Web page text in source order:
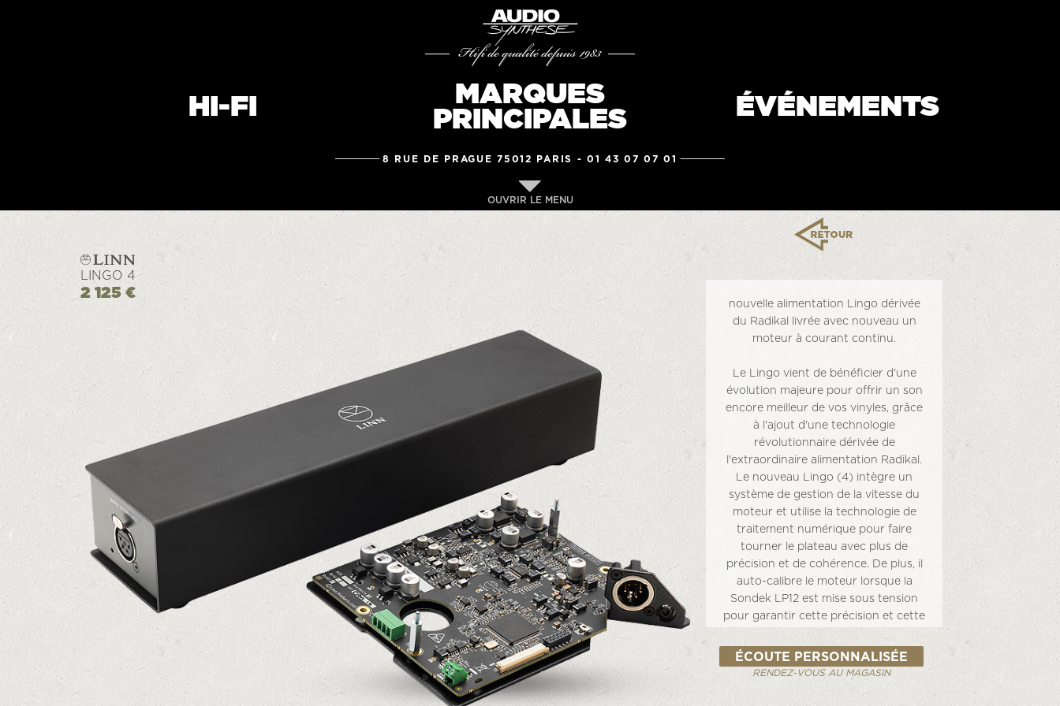
Hifi de qualité depuis 1983
HI-FI
MARQUES
PRINCIPALES
ÉVÉNEMENTS
8 RUE DE PRAGUE 75012 PARIS -01 43 07 07 01
OUVRIR LE MENU
LINGO 4
2 125 €
nouvelle alimentation Lingo dérivée
du Radikal livrée avec nouveau un
moteur à courant continu.
Le Lingo vient de bénéficier d'une
évolution majeure pour offrir un son
encore meilleur de vos vinyles, grâce
à l'ajout d'une technologie
révolutionnaire dérivée de
l'extraordinaire alimentation Radikal.
Le nouveau Lingo (4) intègre un
système de gestion de la vitesse du
moteur et utilise la technologie de
traitement numérique pour faire
tourner le plateau avec plus de
précision et de cohérence. De plus, il
auto-calibre le moteur lorsque la
Sondek LP12 est mise sous tension
pour garantir cette précision et cette
constance à chaque fois. C'est crucial
pour la musique, bien sûr: même la
moindre variation de vitesse affecte la
hauteur des notes, et une platine qui
n'est pas précise est comme un
ÉCOUTE PERSONNALISÉE
RENDEZ-VOUS AU MAGASIN